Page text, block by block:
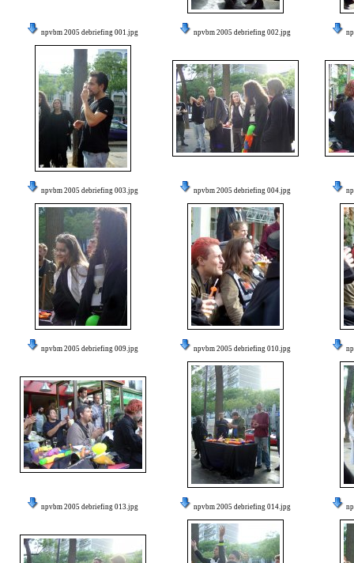
npvbm 2005 debriefing 001.jpg npvbm 2005 debriefing 002.jpg
npvbm 2005 debriefing 003.jpg npvbm 2005 debriefing 004.jpg
npvbm 2005 debriefing 009.jpg npvbm 2005 debriefing 010.jpg
npvbm 2005 debriefing 013.jpg npvbm 2005 debriefing 014.jpg